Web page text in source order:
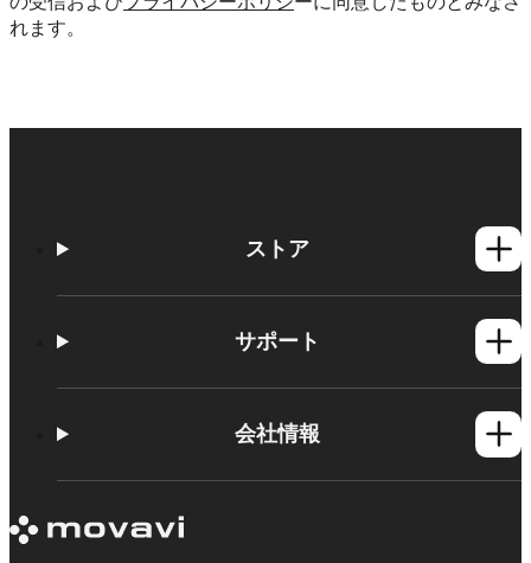
れます。
ストア
Mac製品
サポート
使い方
体験版の制約
会社情報
お客様の声